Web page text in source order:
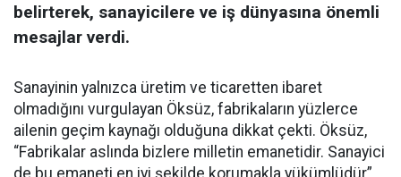
belirterek, sanayicilere ve iş dünyasına önemli
mesajlar verdi.
Sanayinin yalnızca üretim ve ticaretten ibaret
olmadığını vurgulayan Öksüz, fabrikaların yüzlerce
ailenin geçim kaynağı olduğuna dikkat çekti. Öksüz,
“Fabrikalar aslında bizlere milletin emanetidir. Sanayici
de bu emaneti en iyi şekilde korumakla yükümlüdür”